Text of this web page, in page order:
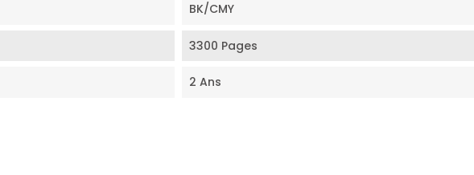
BK/CMY
3300 Pages
2 Ans